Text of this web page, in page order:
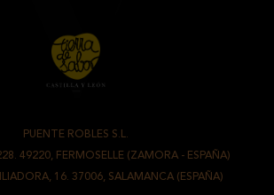
PUENTE ROBLES S.L.
49220, FERMOSELLE (ZAMORA - ESPAÑA)
16. 37006, SALAMANCA (ESPAÑA)